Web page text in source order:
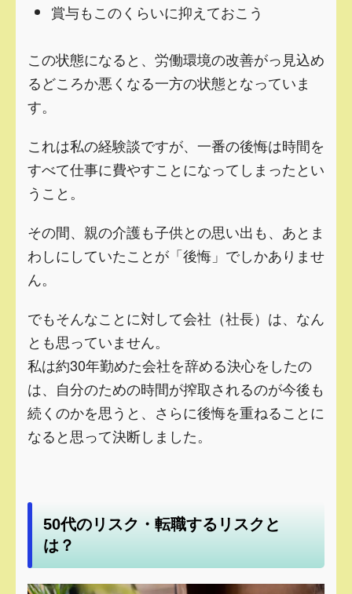
賞与もこのくらいに抑えておこう
この状態になると、労働環境の改善がっ見込め
るどころか悪くなる一方の状態となっていま
す。
これは私の経験談ですが、一番の後悔は時間を
すべて仕事に費やすことになってしまったとい
うこと。
その間、親の介護も子供との思い出も、あとま
わしにしていたことが「後悔」でしかありませ
ん。
でもそんなことに対して会社（社長）は、なん
とも思っていません。
私は約30年勤めた会社を辞める決心をしたの
は、自分のための時間が搾取されるのが今後も
続くのかを思うと、さらに後悔を重ねることに
なると思って決断しました。
50代のリスク・転職するリスクと
は？